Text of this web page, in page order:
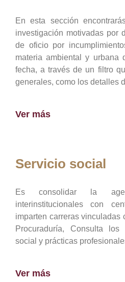
En esta sección
investigación motivadas por
de oficio por
materia ambiental y
fecha, a través de un filtro
generales, como los detalles
Ver más
Servicio social
Es consolidar la
interinstitucionales con
imparten carreras vinculadas
Procuraduría, Consulta
social y prácticas
Ver más